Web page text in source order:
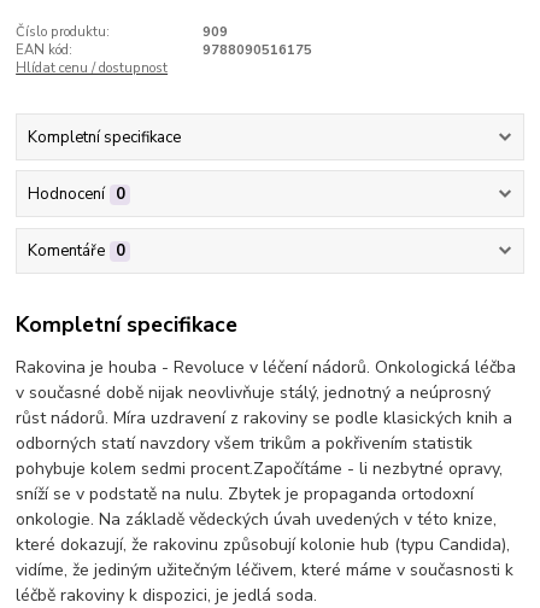
Číslo produktu:
909
EAN kód:
9788090516175
Hlídat cenu / dostupnost
Kompletní specifikace
Hodnocení 0
Komentáře 0
Kompletní specifikace
Rakovina je houba - Revoluce v léčení nádorů. Onkologická léčba
v současné době nijak neovlivňuje stálý, jednotný a neúprosný
růst nádorů. Míra uzdravení z rakoviny se podle klasických knih a
odborných statí navzdory všem trikům a pokřivením statistik
pohybuje kolem sedmi procent.Započítáme - li nezbytné opravy,
sníží se v podstatě na nulu. Zbytek je propaganda ortodoxní
onkologie. Na základě vědeckých úvah uvedených v této knize,
které dokazují, že rakovinu způsobují kolonie hub (typu Candida),
vidíme, že jediným užitečným léčivem, které máme v současnosti k
léčbě rakoviny k dispozici, je jedlá soda.